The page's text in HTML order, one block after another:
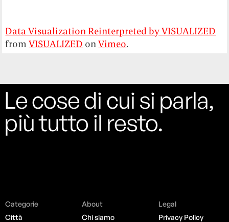
Data Visualization Reinterpreted by VISUALIZED
fromVISUALIZED onVimeo.
Le cose di cui si parla,
più tutto il resto.
Categorie
Città
About
Chi siamo
Legal
Privacy Policy